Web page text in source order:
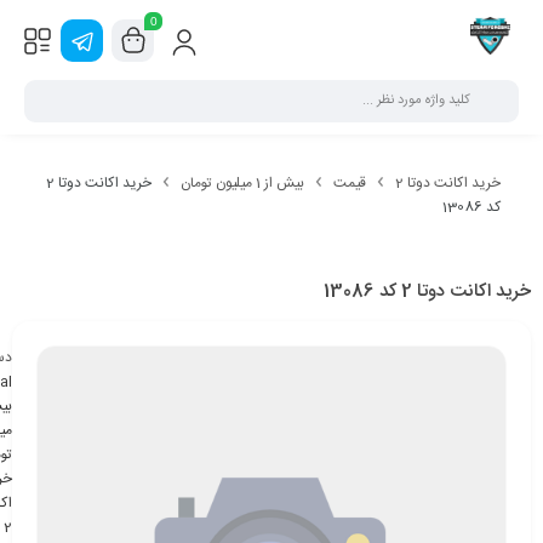
0
خرید اکانت دوتا 2 قیمت بیش از 1 میلیون تومان
خرید اکانت دوتا 2
کد 13086
خرید اکانت دوتا 2 کد 13086
2